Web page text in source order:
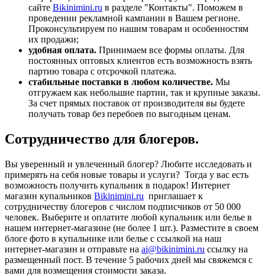
сайте Bikinimini.ru в разделе "Контакты". Поможем в
проведении рекламной кампании в Вашем регионе.
Проконсультируем по нашим товарам и особенностям
их продажи;
удобная оплата. Принимаем все формы оплаты. Для
постоянных оптовых клиентов есть возможность взять
партию товара с отсрочкой платежа.
стабильные поставки в любом количестве. Мы
отгружаем как небольшие партии, так и крупные заказы.
За счет прямых поставок от производителя вы будете
получать товар без перебоев по выгодным ценам.
Сотрудничество для блогеров.
Вы уверенный и увлеченный блогер? Любите исследовать и
примерять на себя новые товары и услуги? Тогда у вас есть
возможность получить купальник в подарок! Интернет
магазин купальников Bikinimini.ru приглашает к
сотрудничеству блогеров с числом подписчиков от 50 000
человек. Выберите и оплатите любой купальник или белье в
нашем интернет-магазине (не более 1 шт.). Разместите в своем
блоге фото в купальнике или белье с ссылкой на наш
интернет-магазин и отправьте на ai@bikinimini.ru ссылку на
размещенный пост. В течение 5 рабочих дней мы свяжемся с
вами для возмещения стоимости заказа.